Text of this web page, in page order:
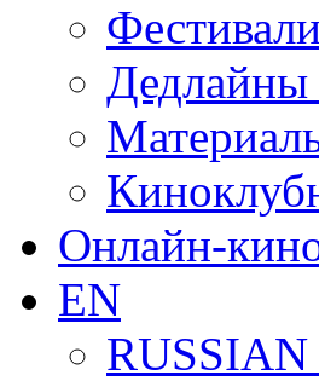
Фестивали
Дедлайны
Онлайн-
EN